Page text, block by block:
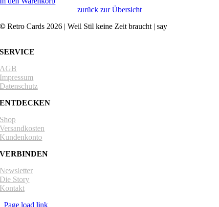
zurück zur Übersicht
©Retro Cards 2026 | Weil Stil keine Zeit braucht | say
SERVICE
AGB
Impressum
Datenschutz
ENTDECKEN
Shop
Versandkosten
Kundenkonto
VERBINDEN
Newsletter
Die Story
Kontakt
Page load link